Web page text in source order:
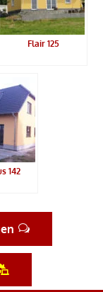
Flair 125
142